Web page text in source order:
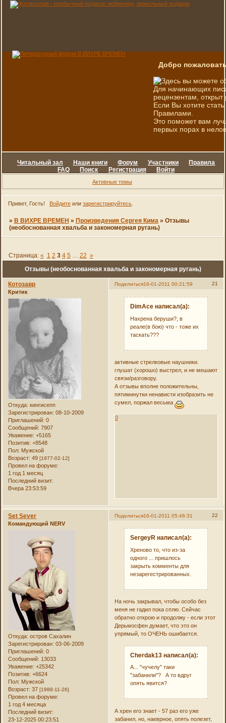
Добро
Здесь вы можете
Для начинающих
рецензентам, открыт
Если Вы хотите
Правилами.
Это поможет вам
первых порах в
Читальный зал Наши книги Форум Участники
Правила
FAQ
Поиск Регистрация Войти
Активные темы
Привет, Гость! Войдитеили зарегистрируйтесь.
» В ВИХРЕ ВРЕМЕН » Произведения Сергея Кима » Отзывы
(необоснованная хвальба и закономерная ругань)
Отзывы (необоснованная хвальба и закономерная ругань)
Страница: « 1 2 3 4 5 … 22 »
Поделиться 21
16-01-2011 00:21:59
Котозавр
Критик
Откуда: кингисепп
Зарегистрирован: 08-10-2009
Приглашений: 0
Сообщений: 7907
Уважение: +5165
Позитив: +8548
Пол: Мужской
Возраст: 49[1977-02-12]
Провел на форуме:
1 год 1 месяц
Последний визит:
Вчера 23:53:59
DimAce написал(а):
Нахрена беруши?, в
реале(в бою) что - тоже их
таскать???
активные стрелковые наушники.
глушат (хорошо) выстрел, и не мешают
связи/разговору.
А отзывы вполне положительны,
пятиминутки ненависти изобразить не
сумел, поржал весьма
0
Поделиться 22
16-01-2011 05:46:31
Set Sever
Командующий NERV
Откуда: остров Сахалин
Зарегистрирован: 03-06-2009
Приглашений: 0
Сообщений: 13033
Уважение: +25342
Позитив: +6624
Пол: Мужской
Возраст: 37[1988-11-26]
Провел на форуме:
1 год 4 месяца
Последний визит:
23-12-2025 00:23:51
SergeyR написал(а):
Хреново то, что из-за
одного ... пришлось
закрыть комменты для
незарегестрированных.
На ночь закрывал, чтобы особо без
меня не гадил пока сплю. Сейчас
обратно открою и продолжу - если этот
Дерьмосфен думает, что это он
упрямый, то ОЧЕНЬ ошибается.
Cherdak13 написал(а):
А... "чучелу" таки
"забанили"? А то вдруг
опять явится?
А хрен его знает - 57 раз его уже
забанил, но, наеврное, опять полезет,